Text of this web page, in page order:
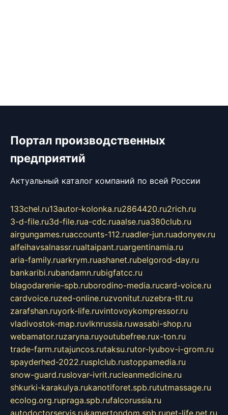
Портал производственных
предприятий
Актуальный каталог компаний по всей России
133chel.ru13autor-kolonka.ru2864420.ru2rich.ru
3-d-file.ru3d-file.rua-cdc.ruaalse.rua380club.ru
airgungames.ruaccounts-112.ruadler-jun.ruadonyev.ru
alfeihavsalnassr.rualtaipant.ruargentinamia.ru
aria-family.ruarkrym.ruashanet.rubelgorod-day.ru
bankaribi.rubandamn.rubigfatcc.ru
blagodarenie-spb.ruborodino-media.rucard-voice.ru
cardvoice.ruzed-online.ruzvonitut.ruzebra-tlt.ru
zarafshan.ruyork-life.ruvintovoykompressor.ru
vladivostok-map.ruvlknrussia.ruwasabi-shop.ru
webamator.ruzaryna.ruyoutubefree.rux-ton.ru
trade-farm.rutajuncos.rutaksu.rutor-lyubov-i-grom.ru
spayderhed-2022.rusplclub.rustoppamedia.ru
snow-guard.ruslovar-ivrit.rucleanmedicine.ru
shkurki-karakulya.rukanotiforet.spb.rututmassage.ru
ecolog.org.rupraga.spb.rufalcorussia.ru